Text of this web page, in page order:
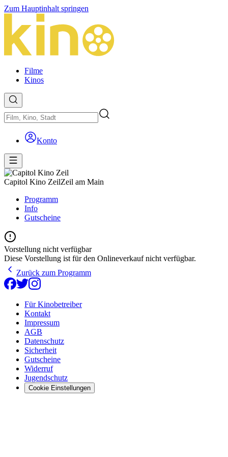
Zum Hauptinhalt springen
Filme
Kinos
Konto
Capitol Kino ZeilZeil am Main
Programm
Info
Gutscheine
Vorstellung nicht verfügbar
Diese Vorstellung ist für den Onlineverkauf nicht verfügbar.
Zurück zum Programm
Für Kinobetreiber
Kontakt
Impressum
AGB
Datenschutz
Sicherheit
Gutscheine
Widerruf
Jugendschutz
Cookie Einstellungen